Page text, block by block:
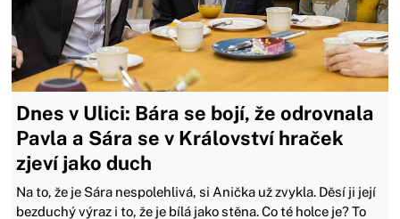
Dnes v Ulici: Bára se bojí, že odrovnala
Pavla a Sára se v Království hraček
zjeví jako duch
Na to, že je Sára nespolehlivá, si Anička už zvykla. Děsí ji její
bezduchý výraz i to, že je bílá jako stěna. Co té holce je? To